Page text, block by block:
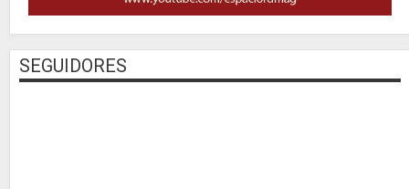
SEGUIDORES